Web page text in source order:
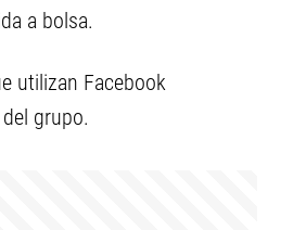
a bolsa.
utilizan Facebook
grupo.